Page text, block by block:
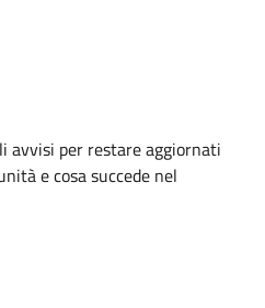
avvisi per restare aggiornati
e cosa succede nel